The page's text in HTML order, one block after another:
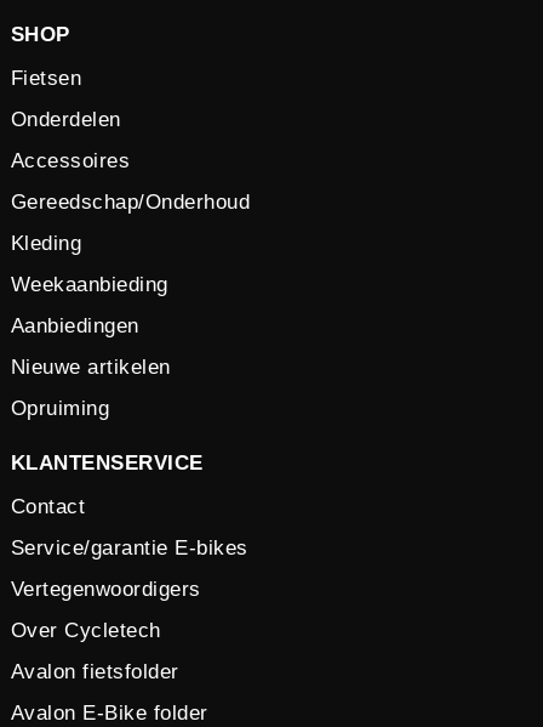
SHOP
Fietsen
Onderdelen
Accessoires
Gereedschap/Onderhoud
Kleding
Weekaanbieding
Aanbiedingen
Nieuwe artikelen
Opruiming
KLANTENSERVICE
Contact
Service/garantie E-bikes
Vertegenwoordigers
Over Cycletech
Avalon fietsfolder
Avalon E-Bike folder